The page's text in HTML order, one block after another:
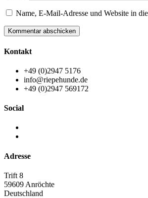
Name, E-Mail-Adresse und Website in
Kommentar abschicken
Kontakt
+49 (0)2947 5176
info@riepehunde.de
+49 (0)2947 569172
Social
Adresse
Trift 8
59609 Anröchte
Deutschland